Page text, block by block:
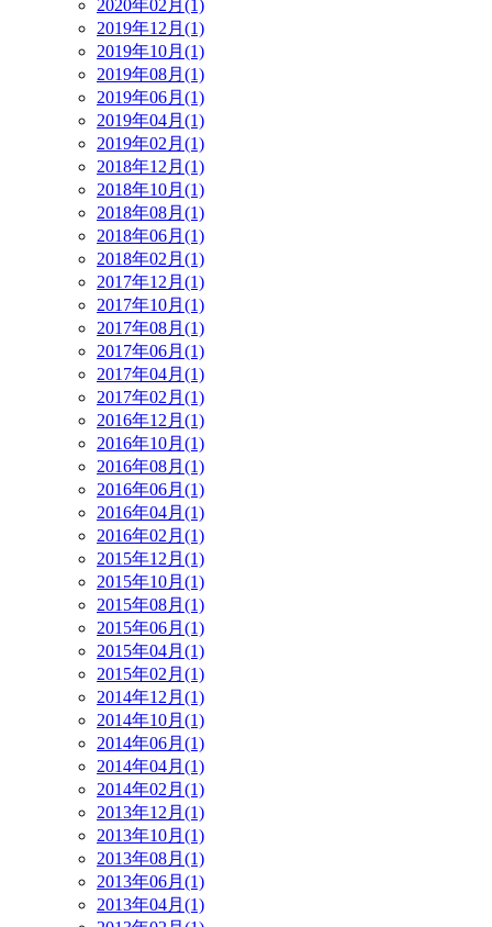
2020年02月(1)
2019年12月(1)
2019年10月(1)
2019年08月(1)
2019年06月(1)
2019年04月(1)
2019年02月(1)
2018年12月(1)
2018年10月(1)
2018年08月(1)
2018年06月(1)
2018年02月(1)
2017年12月(1)
2017年10月(1)
2017年08月(1)
2017年06月(1)
2017年04月(1)
2017年02月(1)
2016年12月(1)
2016年10月(1)
2016年08月(1)
2016年06月(1)
2016年04月(1)
2016年02月(1)
2015年12月(1)
2015年10月(1)
2015年08月(1)
2015年06月(1)
2015年04月(1)
2015年02月(1)
2014年12月(1)
2014年10月(1)
2014年06月(1)
2014年04月(1)
2014年02月(1)
2013年12月(1)
2013年10月(1)
2013年08月(1)
2013年06月(1)
2013年04月(1)